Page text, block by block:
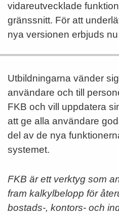
vidareutvecklade
gränssnitt. För att
nya versionen erbjuds
Utbildningarna vänder
användare och till
FKB och vill uppdatera
att ge alla användare
del av de nya
systemet.
FKB är ett verktyg som
fram kalkylbelopp för
bostads-, kontors- och